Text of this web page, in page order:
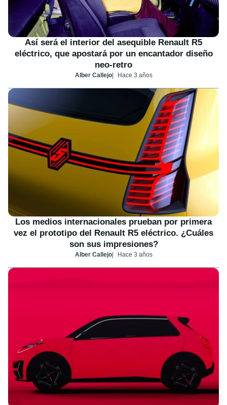
Así será el interior del asequible Renault R5
eléctrico, que apostará por un encantador diseño
neo-retro
Alber Callejo Hace 3 años
Los medios internacionales prueban por primera
vez el prototipo del Renault R5 eléctrico. ¿Cuáles
son sus impresiones?
Alber Callejo Hace 3 años